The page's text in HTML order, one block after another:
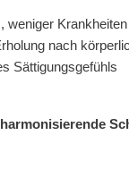
weniger Krankheiten
nach
Sättigungsgefühls